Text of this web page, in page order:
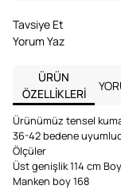
Tavsiye Et
Yorum Yaz
ÜRÜN
ÖZELLIKLERI
Ürünümüz tensel
36-42 bedene
Ölçüler
Üst genişlik 114 cm
Manken boy 168